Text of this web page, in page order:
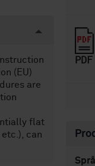
(EU)
are
flat
can
PDF